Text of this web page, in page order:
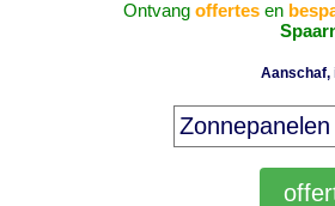
Ontvang offertesen
Aanschaf,